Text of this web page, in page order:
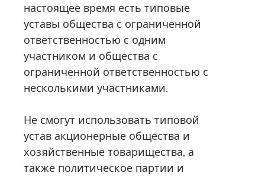
настоящее время есть типовые
уставы общества с ограниченной
ответственностью с одним
участником и общества с
ограниченной ответственностью с
несколькими участниками.
Не смогут использовать типовой
устав акционерные общества и
хозяйственные товарищества, а
также политическое партии и